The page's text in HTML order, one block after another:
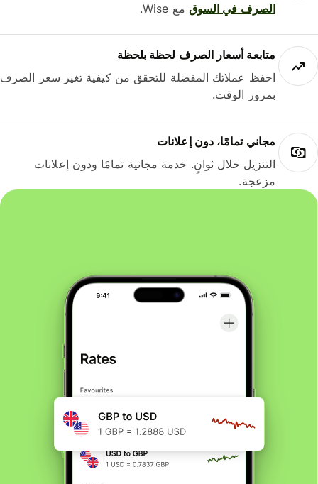
الصرف في السوقمع Wise.
متابعة أسعار الصرف لحظة بلحظة
احفظ عملاتك المفضلة للتحقق من كيفية تغير سعر الصرف
بمرور الوقت.
مجاني تمامًا، دون إعلانات
التنزيل خلال ثوانٍ. خدمة مجانية تمامًا ودون إعلانات
مزعجة.